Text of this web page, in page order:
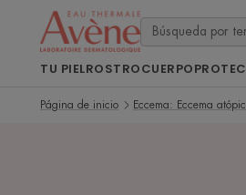
TU PIELROSTROCUERPO
Página de inicio Eccema: Eccema